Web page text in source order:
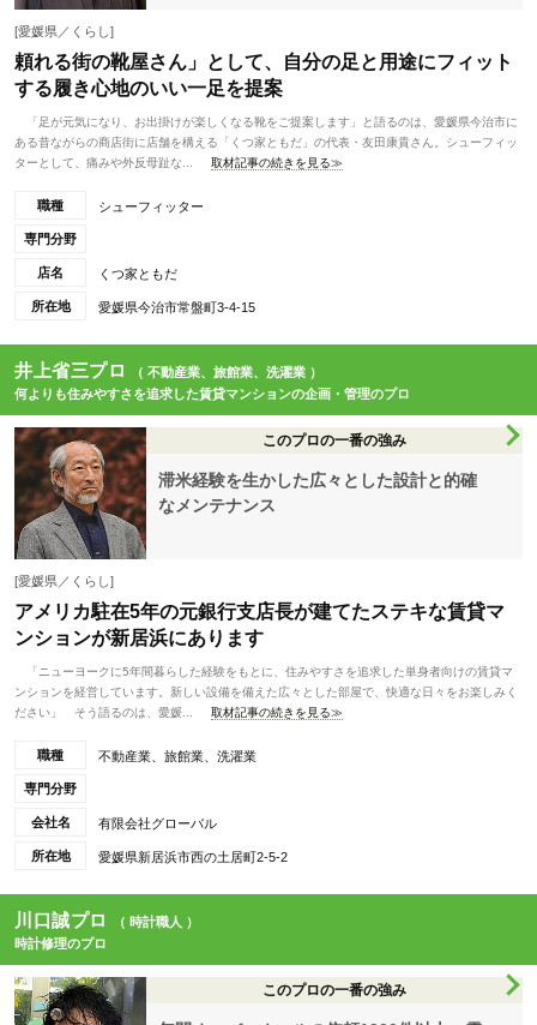
[愛媛県／くらし]
頼れる街の靴屋さん」として、自分の足と用途にフィット
する履き心地のいい一足を提案
「足が元気になり、お出掛けが楽しくなる靴をご提案します」と語るのは、愛媛県今治市に
ある昔ながらの商店街に店舗を構える「くつ家ともだ」の代表・友田康貴さん。シューフィッ
ターとして、痛みや外反母趾な...
取材記事の続きを見る≫
職種 シューフィッター
専門分野
店名 くつ家ともだ
所在地 愛媛県今治市常盤町3-4-15
井上省三プロ
（ 不動産業、旅館業、洗濯業 ）
何よりも住みやすさを追求した賃貸マンションの企画・管理のプロ
このプロの一番の強み
滞米経験を生かした広々とした設計と的確
なメンテナンス
[愛媛県／くらし]
アメリカ駐在5年の元銀行支店長が建てたステキな賃貸マ
ンションが新居浜にあります
「ニューヨークに5年間暮らした経験をもとに、住みやすさを追求した単身者向けの賃貸マ
ンションを経営しています。新しい設備を備えた広々とした部屋で、快適な日々をお楽しみく
ださい」 そう語るのは、愛媛...
取材記事の続きを見る≫
職種 不動産業、旅館業、洗濯業
専門分野
会社名 有限会社グローバル
所在地 愛媛県新居浜市西の土居町2-5-2
川口誠プロ
（ 時計職人 ）
時計修理のプロ
このプロの一番の強み